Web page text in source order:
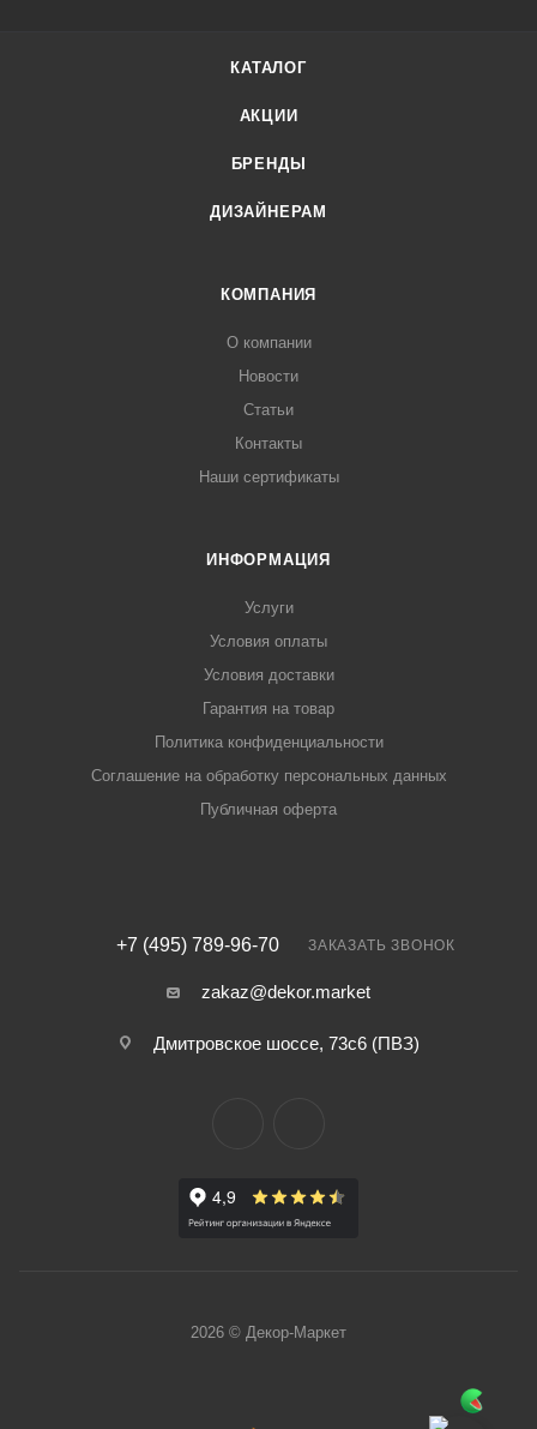
КАТАЛОГ
АКЦИИ
БРЕНДЫ
ДИЗАЙНЕРАМ
КОМПАНИЯ
О компании
Новости
Статьи
Контакты
Наши сертификаты
ИНФОРМАЦИЯ
Услуги
Условия оплаты
Условия доставки
Гарантия на товар
Политика конфиденциальности
Соглашение на обработку персональных данных
Публичная оферта
+7 (495) 789-96-70 ЗАКАЗАТЬ ЗВОНОК
zakaz@dekor.market
Дмитровское шоссе, 73с6 (ПВЗ)
2026 © Декор-Маркет